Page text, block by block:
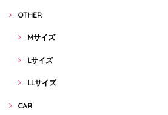
OTHER
Mサイズ
Lサイズ
LLサイズ
CAR